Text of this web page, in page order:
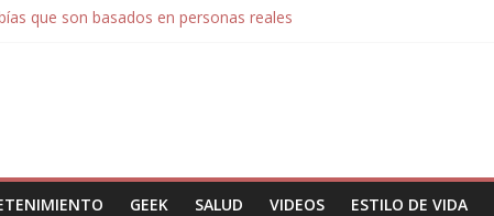
que son basados en personas reales
GEEK SALUD VIDEOS ESTILO DE VIDA